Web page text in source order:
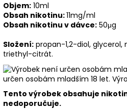
Objem: 10ml
Obsah nikotinu:11mg/ml
Obsah nikotinu v dávce: 50μg
Složení: propan-1,2-diol,
triethyl-citrát.
určen osobám mladším 18 let.
Tento výrobek obsahuje
nedoporučuje.